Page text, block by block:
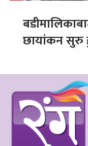
छायांकन सुरु